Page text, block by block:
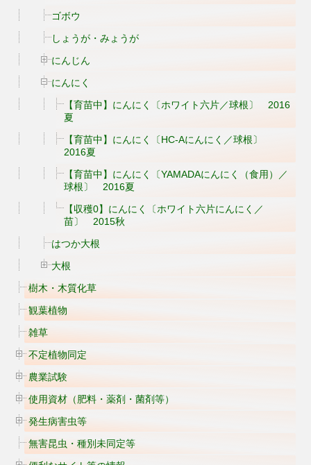
ゴボウ
しょうが・みょうが
にんじん
にんにく
【育苗中】にんにく〔ホワイト六片／球根〕 2016
夏
【育苗中】にんにく〔HC-Aにんにく／球根〕
2016夏
【育苗中】にんにく〔YAMADAにんにく（食用）／
球根〕 2016夏
【収穫0】にんにく〔ホワイト六片にんにく／
苗〕 2015秋
はつか大根
大根
樹木・木質化草
観葉植物
雑草
不定植物同定
農業試験
使用資材（肥料・薬剤・菌剤等）
発生病害虫等
無害昆虫・種別未同定等